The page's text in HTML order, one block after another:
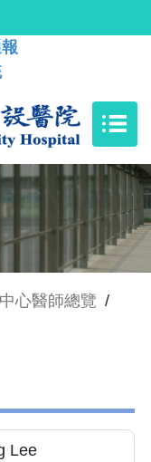
心醫師總覽 /